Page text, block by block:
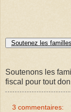
Soutenez les familles
Soutenons les
fiscal pour tout
3 commentaires: